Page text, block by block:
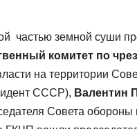
частью земной суши
комитет по
на территории
СССР), Валентин
Совета